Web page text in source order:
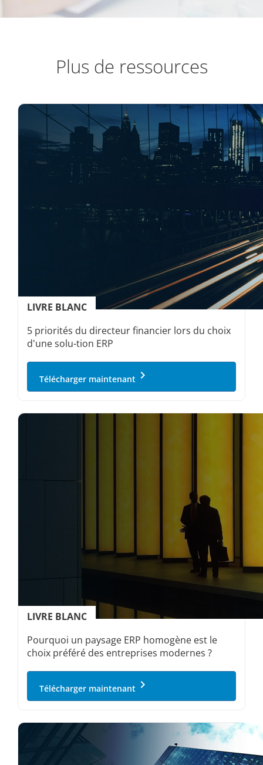
Plus de ressources
LIVRE BLANC
5 priorités du directeur financier lors du choix
d'une solu-tion ERP
Télécharger maintenant keyboard_arrow_right
LIVRE BLANC
Pourquoi un paysage ERP homogène est le
choix préféré des entreprises modernes ?
Télécharger maintenant keyboard_arrow_right